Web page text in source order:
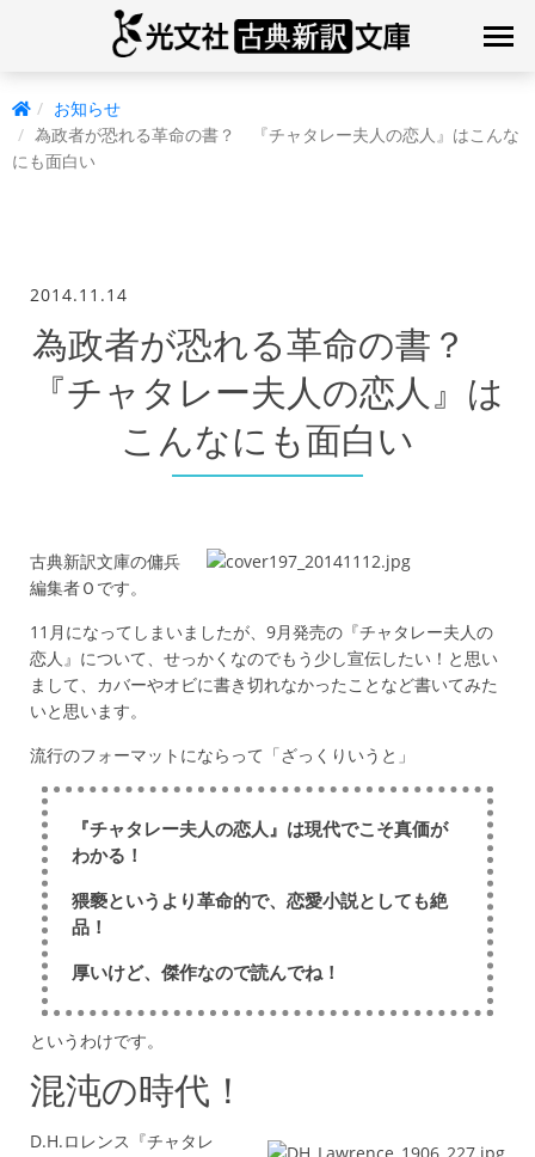
お知らせ
為政者が恐れる革命の書？ 『チャタレー夫人の恋人』はこんな
にも面白い
2014.11.14
為政者が恐れる革命の書？
『チャタレー夫人の恋人』は
こんなにも面白い
古典新訳文庫の傭兵
編集者Ｏです。
11月になってしまいましたが、9月発売の『チャタレー夫人の
恋人』について、せっかくなのでもう少し宣伝したい！と思い
まして、カバーやオビに書き切れなかったことなど書いてみた
いと思います。
流行のフォーマットにならって「ざっくりいうと」
『チャタレー夫人の恋人』は現代でこそ真価が
わかる！
猥褻というより革命的で、恋愛小説としても絶
品！
厚いけど、傑作なので読んでね！
というわけです。
混沌の時代！
D.H.ロレンス『チャタレ